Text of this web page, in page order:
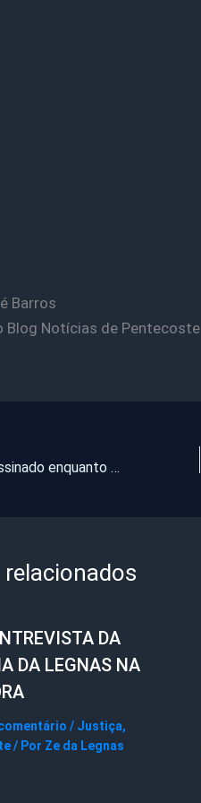
Barros
Blog Notícias de Pentecoste
Homem é assassinado enquanto pedia dinheiro em bar na Capital
relacionados
DA
DA LEGNAS NA
/ Justiça,
/ Por Ze da Legnas